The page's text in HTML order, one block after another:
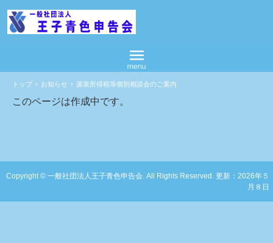
トップ › お知らせ › 源泉所得税等個別相談会のご案内
このページは作成中です。
Copyright © 一般社団法人王子青色申告会. All Rights Reserved. 更新：2026年５
月８日